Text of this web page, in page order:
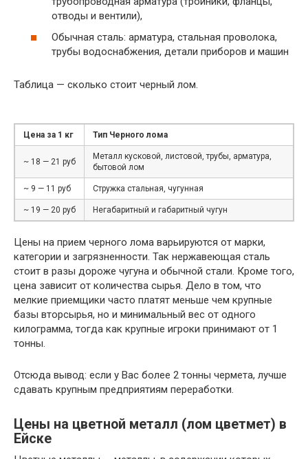
отводы и вентили),
Обычная сталь: арматура, стальная проволока,
трубы водоснабжения, детали приборов и машин
Таблица — сколько стоит черный лом.
Цена за 1 кг Тип Черного лома
~ 18 — 21 руб
Металл кусковой, листовой, трубы, арматура,
бытовой лом
~ 9 — 11 руб Стружка стальная, чугунная
~ 19 — 20 руб Негабаритный и габаритный чугун
Цены на прием черного лома варьируются от марки,
категории и загрязненности. Так нержавеющая сталь
стоит в разы дороже чугуна и обычной стали. Кроме того,
цена зависит от количества сырья. Дело в том, что
мелкие приемщики часто платят меньше чем крупные
базы вторсырья, но и минимальный вес от одного
килограмма, тогда как крупные игроки принимают от 1
тонны.
Отсюда вывод: если у Вас более 2 тонны чермета, лучше
сдавать крупным предприятиям переработки.
Цены на цветной металл (лом цветмет) в
Ейске